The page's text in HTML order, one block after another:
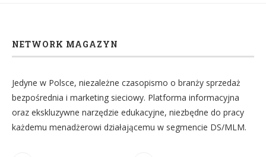
NETWORK MAGAZYN
Jedyne w Polsce, niezależne czasopismo o branży sprzedaż
bezpośrednia i marketing sieciowy. Platforma informacyjna
oraz ekskluzywne narzędzie edukacyjne, niezbędne do pracy
każdemu menadżerowi działającemu w segmencie DS/MLM.